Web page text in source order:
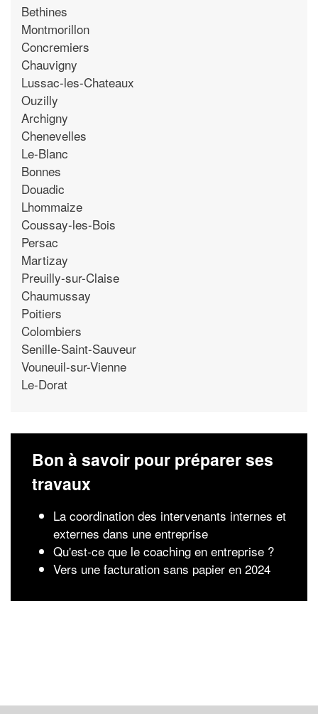
Bethines
Montmorillon
Concremiers
Chauvigny
Lussac-les-Chateaux
Ouzilly
Archigny
Chenevelles
Le-Blanc
Bonnes
Douadic
Lhommaize
Coussay-les-Bois
Persac
Martizay
Preuilly-sur-Claise
Chaumussay
Poitiers
Colombiers
Senille-Saint-Sauveur
Vouneuil-sur-Vienne
Le-Dorat
Bon à savoir pour préparer ses
travaux
La coordination des intervenants internes et
externes dans une entreprise
Qu'est-ce que le coaching en entreprise ?
Vers une facturation sans papier en 2024